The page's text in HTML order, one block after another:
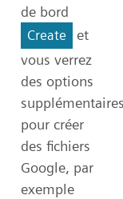
de bord
Create
et
vous verrez
des options
pour créer
des fichiers
Google, par
exemple